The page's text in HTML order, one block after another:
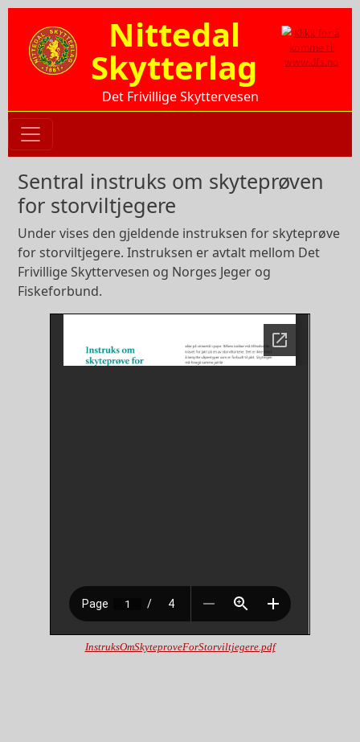
Hopp til hovedinnhold
Nittedal
Skytterlag
Det Frivillige Skyttervesen
Sentral instruks om skyteprøven
for storviltjegere
Under vises den gjeldende instruksen for skyteprøve
for storviltjegere. Instruksen er avtalt mellom Det
Frivillige Skyttervesen og Norges Jeger og
Fiskeforbund.
InstruksOmSkyteproveForStorviltjegere.pdf